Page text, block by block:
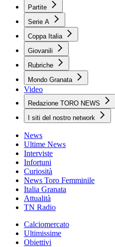
Partite
Serie A
Coppa Italia
Giovanili
Rubriche
Mondo Granata
Video
Redazione TORO NEWS
I siti del nostro network
News
Ultime News
Interviste
Infortuni
Curiosità
News Toro Femminile
Italia Granata
Attualità
TN Radio
Calciomercato
Ultimissime
Obiettivi